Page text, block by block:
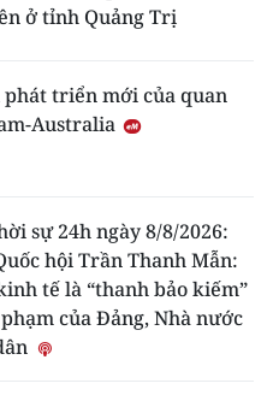
ở tỉnh Quảng Trị
phát triển mới của quan
Australia
sự 24h ngày 8/8/2026:
hội Trần Thanh Mẫn:
tế là “thanh bảo kiếm”
của Đảng, Nhà nước